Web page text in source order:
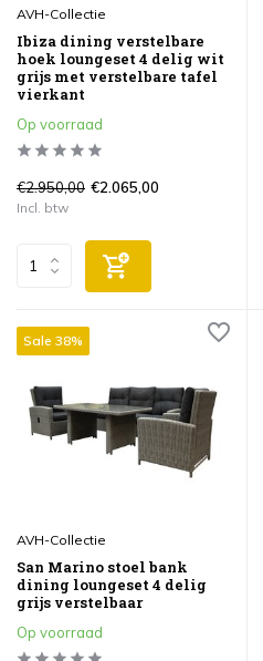
AVH-Collectie
Ibiza dining verstelbare
hoek loungeset 4 delig wit
grijs met verstelbare tafel
vierkant
Op voorraad
€2.950,00 €2.065,00
Incl. btw
Sale 38%
AVH-Collectie
San Marino stoel bank
dining loungeset 4 delig
grijs verstelbaar
Op voorraad